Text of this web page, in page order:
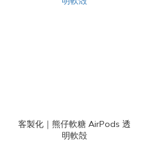
客製化｜熊仔軟糖 AirPods 透
明軟殻